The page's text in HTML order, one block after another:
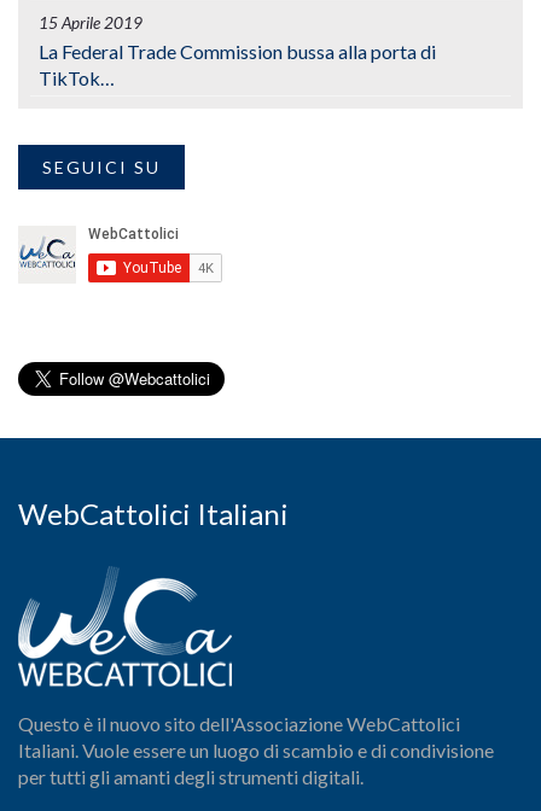
15 Aprile 2019
La Federal Trade Commission bussa alla porta di
TikTok…
SEGUICI SU
WebCattolici Italiani
Questo è il nuovo sito dell'Associazione WebCattolici
Italiani. Vuole essere un luogo di scambio e di condivisione
per tutti gli amanti degli strumenti digitali.